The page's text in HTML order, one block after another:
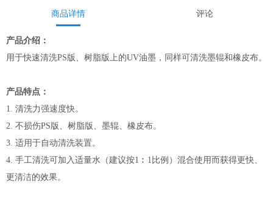
商品详情 评论
产品介绍：
用于快速清洗PS版、树脂版上的UV油墨，同样可清洗墨辊和橡皮布。
产品特点：
1. 清洗力强速度快。
2. 不损伤PS版、树脂版、墨辊、橡皮布。
3. 适用于自动清洗装置。
4. 手工清洗可加入适量水（建议按1︰1比例）混合使用而获得更快、
更清洁的效果。